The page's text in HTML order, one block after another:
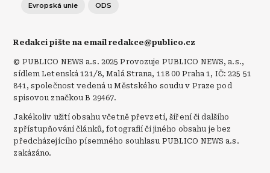
Evropská unie ODS
Redakci pište na email redakce@publico.cz
© PUBLICO NEWS a.s. 2025 Provozuje PUBLICO NEWS, a.s.,
sídlem Letenská 121/8, Malá Strana, 118 00 Praha 1, IČ: 225 51
841, společnost vedená u Městského soudu v Praze pod
spisovou značkou B 29467.
Jakékoliv užití obsahu včetně převzetí, šíření či dalšího
zpřístupňování článků, fotografií či jiného obsahu je bez
předcházejícího písemného souhlasu PUBLICO NEWS a.s.
zakázáno.